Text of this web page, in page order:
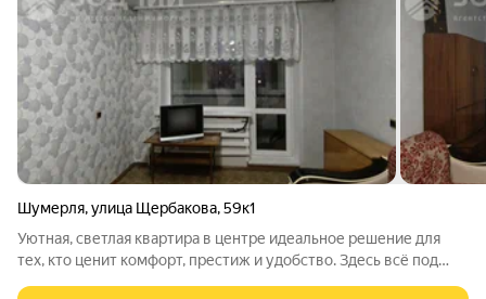
Шумерля,улица Щербакова,59к1
Уютная, светлая квартира в центре идеальное решение для
тех, кто ценит комфорт, престиж и удобство. Здесь всё под